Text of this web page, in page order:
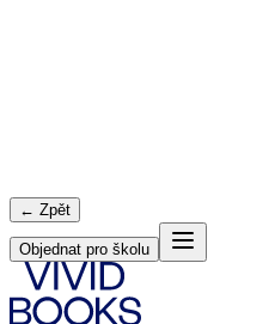
← Zpět
Objednat pro školu